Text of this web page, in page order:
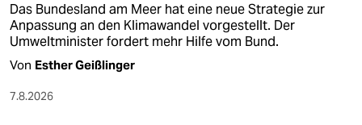
Das Bundesland am Meer hat eine neue Strategie zur
Anpassung an den Klimawandel vorgestellt. Der
Umweltminister fordert mehr Hilfe vom Bund.
Von Esther Geißlinger
7.8.2026